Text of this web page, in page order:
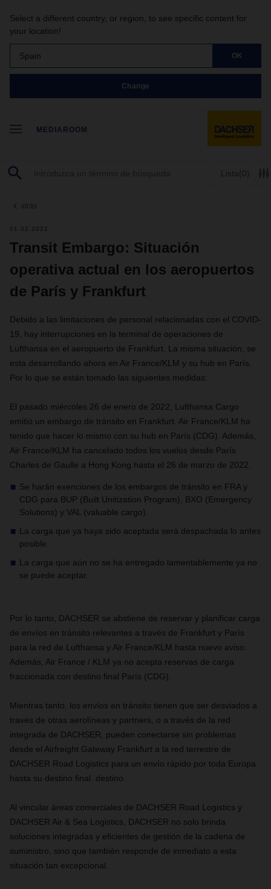
Select a different country, or region, to see specific content for
your location!
Spain OK
Change
MEDIAROOM
Lista (0)
atrás
01.02.2022
Transit Embargo: Situación
operativa actual en los aeropuertos
de París y Frankfurt
Debido a las limitaciones de personal relacionadas con el COVID-
19, hay interrupciones en la terminal de operaciones de
Lufthansa en el aeropuerto de Frankfurt. La misma situación, se
esta desarrollando ahora en Air France/KLM y su hub en París.
Por lo que se están tomado las siguientes medidas:
El pasado miércoles 26 de enero de 2022, Lufthansa Cargo
emitió un embargo de tránsito en Frankfurt. Air France/KLM ha
tenido que hacer lo mismo con su hub en París (CDG). Además,
Air France/KLM ha cancelado todos los vuelos desde París
Charles de Gaulle a Hong Kong hasta el 26 de marzo de 2022.
Se harán exenciones de los embargos de tránsito en FRA y
CDG para BUP (Built Unitization Program), BXO (Emergency
Solutions) y VAL (valuable cargo).
La carga que ya haya sido aceptada será despachada lo antes
posible.
La carga que aún no se ha entregado lamentablemente ya no
se puede aceptar.
Por lo tanto, DACHSER se abstiene de reservar y planificar carga
de envíos en tránsito relevantes a través de Frankfurt y París
para la red de Lufthansa y Air France/KLM hasta nuevo aviso.
Además, Air France / KLM ya no acepta reservas de carga
fraccionada con destino final París (CDG).
Mientras tanto, los envíos en tránsito tienen que ser desviados a
través de otras aerolíneas y partners, o a través de la red
integrada de DACHSER, pueden conectarse sin problemas
desde el Airfreight Gateway Frankfurt a la red terrestre de
DACHSER Road Logistics para un envío rápido por toda Europa
hasta su destino final. destino.
Al vincular áreas comerciales de DACHSER Road Logistics y
DACHSER Air & Sea Logistics, DACHSER no solo brinda
soluciones integradas y eficientes de gestión de la cadena de
suministro, sino que también responde de inmediato a esta
situación tan excepcional.